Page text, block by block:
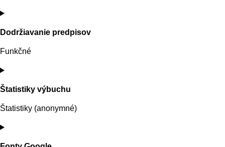
Súhlas
službou
wordpress
Dodržiavanie predpisov
Funkčné
Súhlas
službou
complianz
Štatistiky výbuchu
Štatistiky (anonymné)
Súhlas